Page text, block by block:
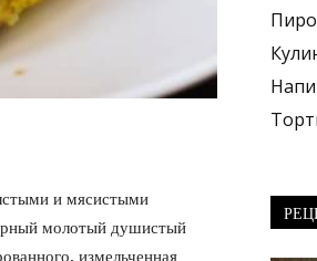
и мясистыми
молотый душистый
измельченная